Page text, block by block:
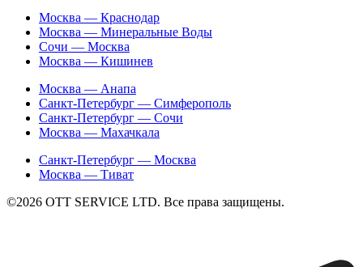
Москва — Краснодар
Москва — Минеральные Воды
Сочи — Москва
Москва — Кишинев
Москва — Анапа
Санкт-Петербург — Симферополь
Санкт-Петербург — Сочи
Москва — Махачкала
Санкт-Петербург — Москва
Москва — Тиват
©2026 ОТТ SERVICE LTD. Все права защищены.